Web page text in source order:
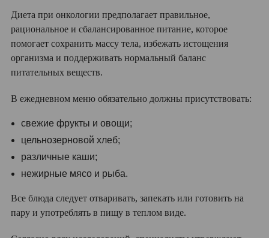
Диета при онкологии предполагает правильное,
рациональное и сбалансированное питание, которое
помогает сохранить массу тела, избежать истощения
организма и поддерживать нормальный баланс
питательных веществ.
В ежедневном меню обязательно должны присутствовать:
свежие фрукты и овощи;
цельнозерновой хлеб;
различные каши;
нежирные мясо и рыба.
Все блюда следует отваривать, запекать или готовить на
пару и употреблять в пищу в теплом виде.